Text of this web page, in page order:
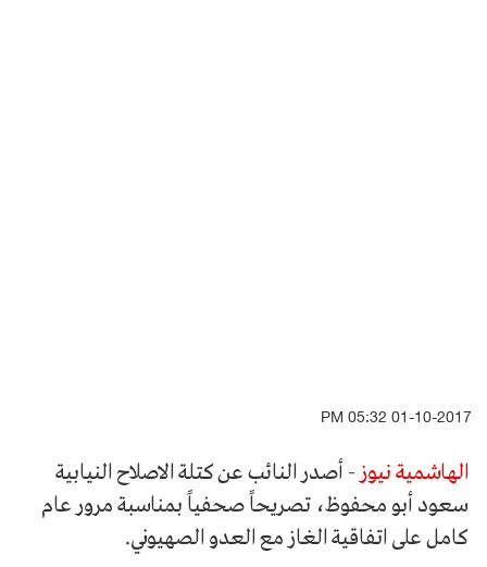
01-10-2017 05:32 PM
الهاشمية نيوز - أصدر النائب عن كتلة الاصلاح النيابية
سعود أبو محفوظ، تصريحاً صحفياً بمناسبة مرور عام
كامل على اتفاقية الغاز مع العدو الصهيوني.